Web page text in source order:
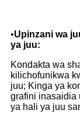
•Upinzani wa
ya juu:
Kondakta wa
kilichofunikwa
juu; Kinga ya
grafini inasaidia
ya hali ya juu